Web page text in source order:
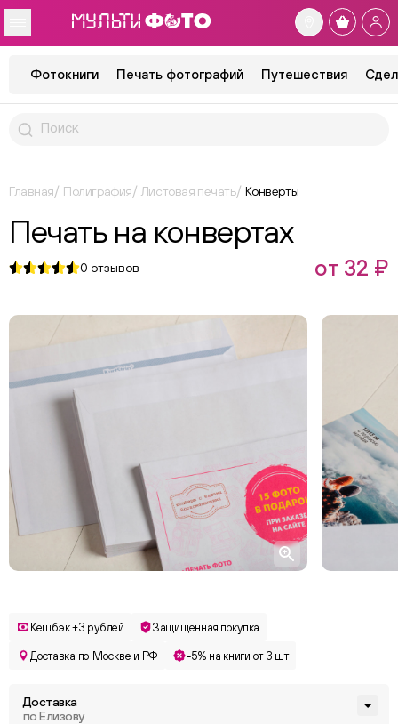
Фотокниги Печать фотографий Путешествия
Главная Полиграфия Листовая печать Конверты
Печать на конвертах
0 отзывов от 32 ₽
Кешбэк +3 рублей Защищенная покупка
Доставка по Москве и РФ -5% на книги от 3 шт
Доставка
по Елизову